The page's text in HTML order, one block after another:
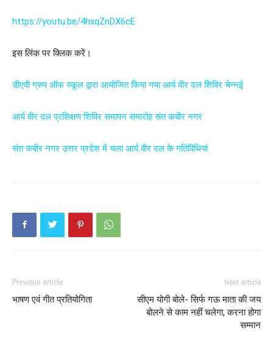
https://youtu.be/4hxqZnDX6cE
इस लिंक पर क्लिक करें।
डीएवी ग्रुप ऑफ स्कूल द्वारा आयोजित किया गया आर्य वीर दल शिविर चेन्नई
आर्य वीर दल प्रशिक्षण शिविर समापन समारोह संत कबीर नगर
संत कबीर नगर उत्तर प्रदेश में चला आर्य वीर दल के गतिविधियां
Previous article
भाषण एवं गीत प्रतियोगिता
Next article
सीएम योगी बोले- सिर्फ गऊ माता की जय
बोलने से काम नहीं चलेगा, करना होगा
सम्मान